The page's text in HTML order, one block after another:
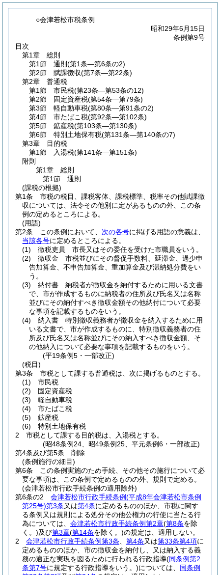
○会津若松市税条例
昭和29年6月15日
条例第9号
目次
第1章
総則
第1節
通則 (第1条―第6条の2)
第2節
賦課徴収(第7条―第22条)
第2章
普通税
第1節
市民税(第23条―第53条の12)
第2節
固定資産税(第54条―第79条)
第3節
軽自動車税(第80条―第91条の2)
第4節
市たばこ税(第92条―第102条)
第5節
鉱産税(第103条―第130条)
第6節
特別土地保有税(第131条―第140条の7)
第3章
目的税
第1節
入湯税(第141条―第151条)
附則
第1章
総則
第1節
通則
(課税の根拠)
第1条
市税の税目、課税客体、課税標準、税率その他賦課徴
収については、法令その他別に定があるものの外、この条
例の定めるところによる。
(用語)
第2条
この条例において、 次の各号に掲げる用語の意義は、
当該各号に定めるところによる。
(1)
徴税吏員 市長又はその委任を受けた市職員をいう。
(2)
徴収金 市税並びにその督促手数料、延滞金、過少申
告加算金、不申告加算金、重加算金及び滞納処分費をい
う。
(3)
納付書 納税者が徴収金を納付するために用いる文書
で、市が作成するものに納税者の住所及び氏名又は名称
並びにその納付すべき徴収金額その他納付について必要
な事項を記載するものをいう。
(4)
納入書 特別徴収義務者が徴収金を納入するために用
いる文書で、市が作成するものに、特別徴収義務者の住
所及び氏名又は名称並びにその納入すべき徴収金額、そ
の他納入について必要な事項を記載するものをいう。
(平19条例5・一部改正)
(税目)
第3条
市税として課する普通税は、次に掲げるものとする。
(1)
市民税
(2)
固定資産税
(3)
軽自動車税
(4)
市たばこ税
(5)
鉱産税
(6)
特別土地保有税
2
市税として課する目的税は、入湯税とする。
(昭48条例24、昭49条例25、平元条例6・一部改正)
第4条及び第5条
削除
(条例施行の細目)
第6条
この条例実施のため手続、その他その施行について必
要な事項は、この条例で定めるものの外、規則で定める。
(会津若松市行政手続条例の適用除外)
第6条の2
会津若松市行政手続条例(平成8年会津若松市条例
第25号)第3条又は第4条に定めるもののほか、市税に関す
る条例又は規則による処分その他公権力の行使に当たる行
為については、 会津若松市行政手続条例第2章(第8条を除
く。)及び第3章(第14条を除く。)の規定は、適用しない。
2
会津若松市行政手続条例第3条 第4条又は第33条第4項に
定めるもののほか、市の徴収金を納付し、又は納入する義
務の適正な実現を図るために行われる行政指導(同条例第2
条第7号に規定する行政指導をいう。)については、 同条例